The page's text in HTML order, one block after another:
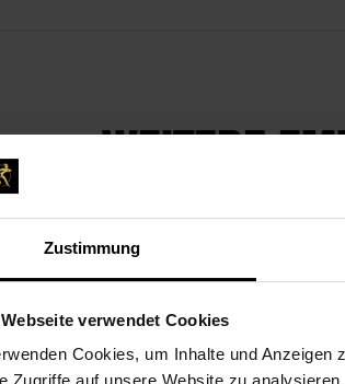
Zustimmung
verwendet Cookies
Cookies, um Inhalte und
WEITERE